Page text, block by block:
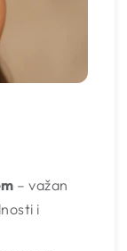
– važan
i